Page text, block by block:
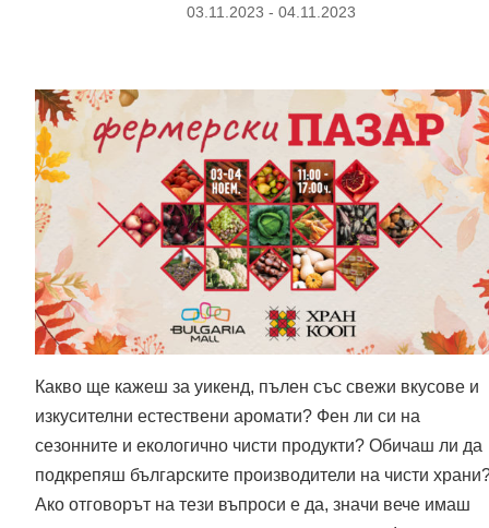
03.11.2023 - 04.11.2023
Какво ще кажеш за уикенд, пълен със свежи вкусове и
изкусителни естествени аромати? Фен ли си на
сезонните и екологично чисти продукти? Обичаш ли да
подкрепяш българските производители на чисти
Ако отговорът на тези въпроси е да, значи вече имаш